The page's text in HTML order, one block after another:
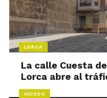
LORCA
La calle Cuesta
Lorca abre al
VÍDEOS